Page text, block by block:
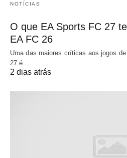
NOTÍCIAS
O que EA Sports FC 27
EA FC 26
Uma das maiores críticas aos jogos
27 é…
2 dias atrás